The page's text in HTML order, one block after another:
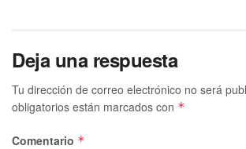
Deja una respuesta
Tu dirección de correo electrónico no será
obligatorios están marcados con *
Comentario *